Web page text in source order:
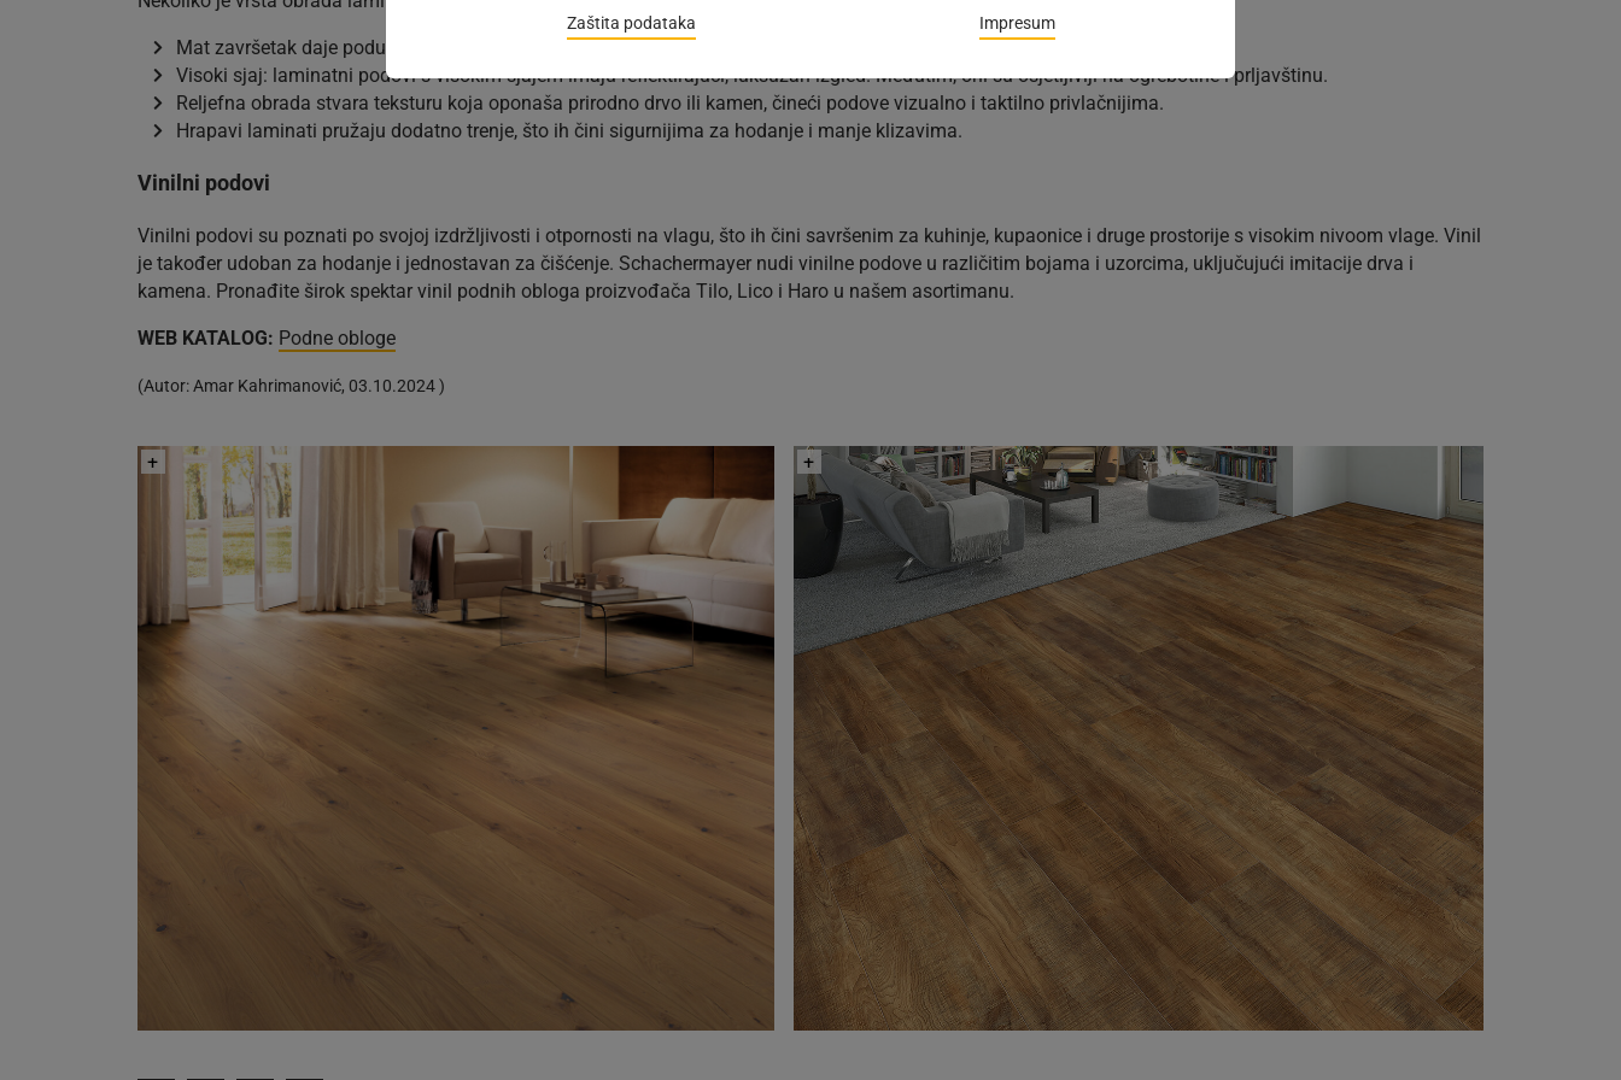
Zaštita podataka Impresum
Mat završetak daje podu prirodniji izgled i manje je sklon prikazivanju ogrebotina i mrlja.
Visoki sjaj: laminatni podovi s visokim sjajem imaju reflektirajući, luksuzan izgled. Međutim, oni su osjetljiviji na ogrebotine i prljavštinu.
Reljefna obrada stvara teksturu koja oponaša prirodno drvo ili kamen, čineći podove vizualno i taktilno privlačnijima.
Hrapavi laminati pružaju dodatno trenje, što ih čini sigurnijima za hodanje i manje klizavima.
Vinilni podovi
Vinilni podovi su poznati po svojoj izdržljivosti i otpornosti na vlagu, što ih čini savršenim za kuhinje, kupaonice i druge prostorije s visokim nivoom vlage. Vinil
je također udoban za hodanje i jednostavan za čišćenje. Schachermayer nudi vinilne podove u različitim bojama i uzorcima, uključujući imitacije drva i
kamena. Pronađite širok spektar vinil podnih obloga proizvođača Tilo, Lico i Haro u našem asortimanu.
WEB KATALOG: Podne obloge
(Autor:Amar Kahrimanović, 03.10.2024)